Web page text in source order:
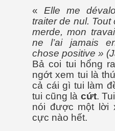
« Elle me
traiter de nul. Tout
merde, mon
ne l’ai jamais
chose positive »
Bả coi tui hổng
ngớt xem tui là
cả cái gì tui làm
tui cũng là cứt.
nói được một lời
cực nào hết.